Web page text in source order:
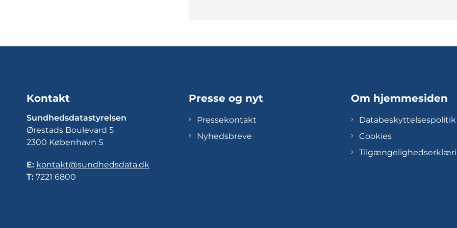
Kontakt
Sundhedsdatastyrelsen
Ørestads Boulevard 5
2300 København S
E: kontakt@sundhedsdata.dk
T: 7221 6800
Presse og nyt
Pressekontakt
Nyhedsbreve
Om hjemmesiden
Databeskyttelsespolitik
Cookies